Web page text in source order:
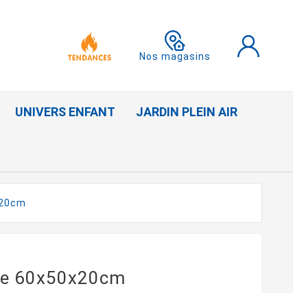
Nos magasins
UNIVERS ENFANT JARDIN PLEIN AIR
60x50x20cm